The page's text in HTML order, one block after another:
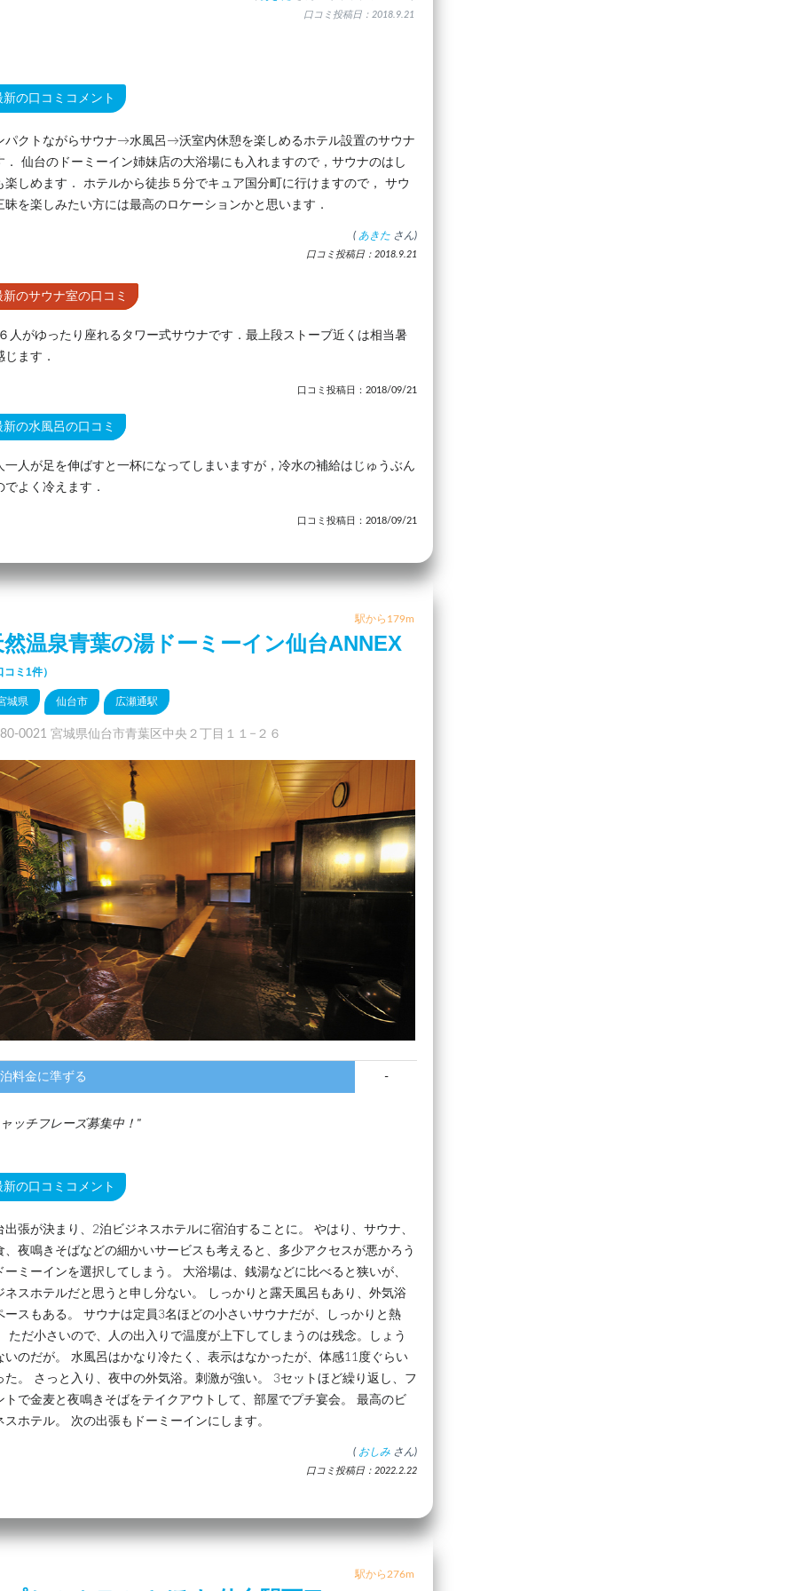
口コミ投稿日：2018.9.21
新の口コミコメント
パクトながらサウナ→水風呂→沃室内休憩を楽しめるホテル設置のサウナ
． 仙台のドーミーイン姉妹店の大浴場にも入れますので，サウナのはし
楽しめます． ホテルから徒歩５分でキュア国分町に行けますので， サウ
昧を楽しみたい方には最高のロケーションかと思います．
( あきた さん)
口コミ投稿日：2018.9.21
新のサウナ室の口コミ
人がゆったり座れるタワー式サウナです．最上段ストーブ近くは相当暑
じます．
口コミ投稿日：2018/09/21
新の水風呂の口コミ
一人が足を伸ばすと一杯になってしまいますが，冷水の補給はじゅうぶん
でよく冷えます．
口コミ投稿日：2018/09/21
駅から179m
然温泉青葉の湯ドーミーイン仙台ANNEX
コミ1件）
城県 仙台市 広瀬通駅
0021 宮城県仙台市青葉区中央２丁目１１−２６
料金に準ずる -
ッチフレーズ募集中！
新の口コミコメント
出張が決まり、2泊ビジネスホテルに宿泊することに。 やはり、サウナ、
、夜鳴きそばなどの細かいサービスも考えると、多少アクセスが悪かろう
ーミーインを選択してしまう。 大浴場は、銭湯などに比べると狭いが、
ネスホテルだと思うと申し分ない。 しっかりと露天風呂もあり、外気浴
ースもある。 サウナは定員3名ほどの小さいサウナだが、しっかりと熱
ただ小さいので、人の出入りで温度が上下してしまうのは残念。しょう
いのだが。 水風呂はかなり冷たく、表示はなかったが、体感11度ぐらい
た。 さっと入り、夜中の外気浴。刺激が強い。 3セットほど繰り返し、フ
トで金麦と夜鳴きそばをテイクアウトして、部屋でプチ宴会。 最高のビ
スホテル。 次の出張もドーミーインにします。
( おしみ さん)
口コミ投稿日：2022.2.22
駅から276m